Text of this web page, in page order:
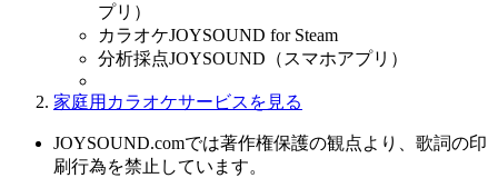
プリ）
カラオケJOYSOUND for Steam
分析採点JOYSOUND（スマホアプリ）
家庭用カラオケサービスを見る
JOYSOUND.comでは著作権保護の観点より、歌詞の印
刷行為を禁止しています。